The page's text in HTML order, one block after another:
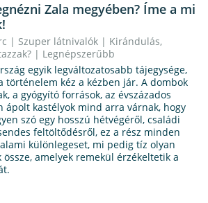
Zala megyében? Íme a mi
| Szuper látnivalók | Kirándulás,
| Legnépszerűbb
egyik legváltozatosabb tájegysége,
történelem kéz a kézben jár. A dombok
a gyógyító források, az évszázados
ápolt kastélyok mind arra várnak, hogy
szó egy hosszú hétvégéről, családi
feltöltődésről, ez a rész minden
különlegeset, mi pedig tíz olyan
amelyek remekül érzékeltetik a